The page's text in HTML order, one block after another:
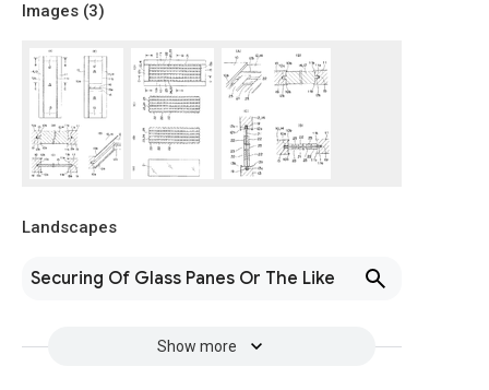
Images (3)
Landscapes
Securing Of Glass Panes Or The Like
Show more